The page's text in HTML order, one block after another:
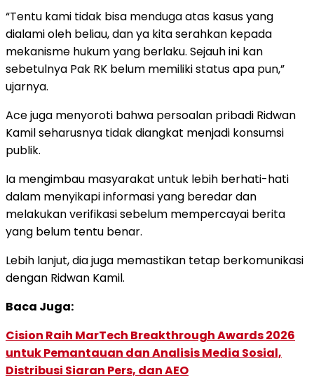
“Tentu kami tidak bisa menduga atas kasus yang
dialami oleh beliau, dan ya kita serahkan kepada
mekanisme hukum yang berlaku. Sejauh ini kan
sebetulnya Pak RK belum memiliki status apa pun,”
ujarnya.
Ace juga menyoroti bahwa persoalan pribadi Ridwan
Kamil seharusnya tidak diangkat menjadi konsumsi
publik.
Ia mengimbau masyarakat untuk lebih berhati-hati
dalam menyikapi informasi yang beredar dan
melakukan verifikasi sebelum mempercayai berita
yang belum tentu benar.
Lebih lanjut, dia juga memastikan tetap berkomunikasi
dengan Ridwan Kamil.
Baca Juga:
Cision Raih MarTech Breakthrough Awards 2026
untuk Pemantauan dan Analisis Media Sosial,
Distribusi Siaran Pers, dan AEO